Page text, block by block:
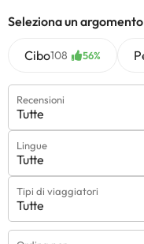
Seleziona un
Cibo108 56%
Recensioni
Tutte
Lingue
Tutte
Tipi di viaggiatori
Tutte